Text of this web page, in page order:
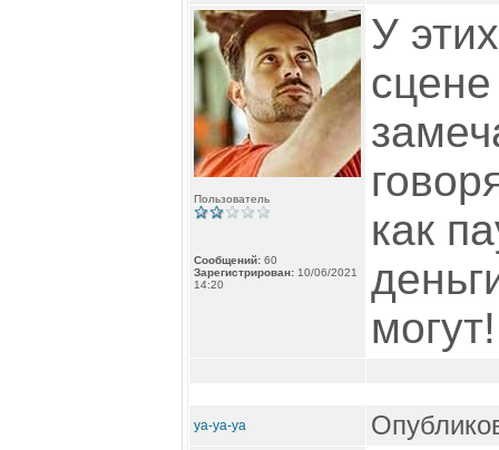
Пользователь
Сообщений: 60
Зарегистрирован: 10/06/2021
14:20
У
как
могут!
ya-ya-ya